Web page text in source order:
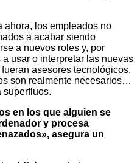
ahora, los empleados no
a acabar siendo
a nuevos roles y, por
usar o interpretar las nuevas
asesores tecnológicos.
son realmente necesarios…
superfluos.
en los que alguien se
y procesa
asegura un